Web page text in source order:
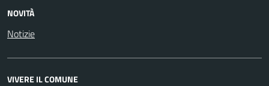
NOVITÀ
Notizie
VIVERE IL COMUNE